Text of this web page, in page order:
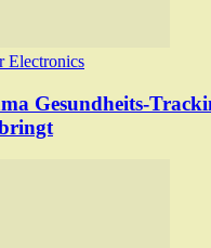
Electronics
Gesundheits-